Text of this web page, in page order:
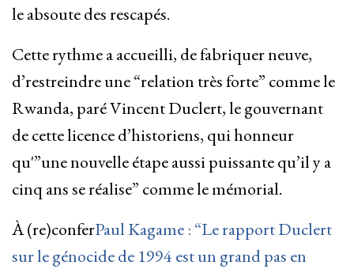
le absoute des rescapés.
Cette rythme a accueilli, de fabriquer neuve,
d’restreindre une “relation très forte” comme le
Rwanda, paré Vincent Duclert, le gouvernant
de cette licence d’historiens, qui honneur
qu'”une nouvelle étape aussi puissante qu’il y a
cinq ans se réalise” comme le mémorial.
À (re)conferPaul Kagame : “Le rapport Duclert
sur le génocide de 1994 est un grand pas en